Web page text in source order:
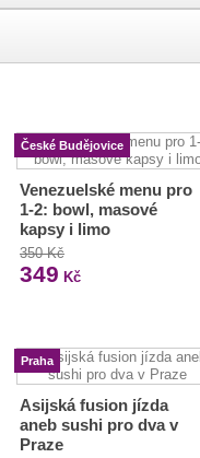
České Budějovice
Venezuelské menu pro
1-2: bowl, masové
kapsy i limo
350 Kč
349 Kč
Praha
Asijská fusion jízda
aneb sushi pro dva v
Praze